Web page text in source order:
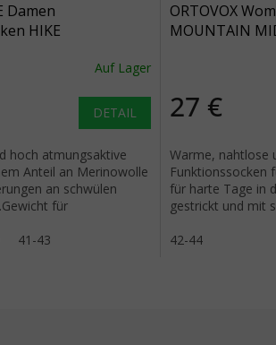
Damen
HIKE
Auf Lager
DETAIL
hoch atmungsaktive
Anteil an Merinowolle
an schwülen
für
41-43
ORTOVOX
MOUNTAIN
27 €
Warme, nahtlose
Funktionssocken
für harte Tage in
gestrickt und mit
42-44